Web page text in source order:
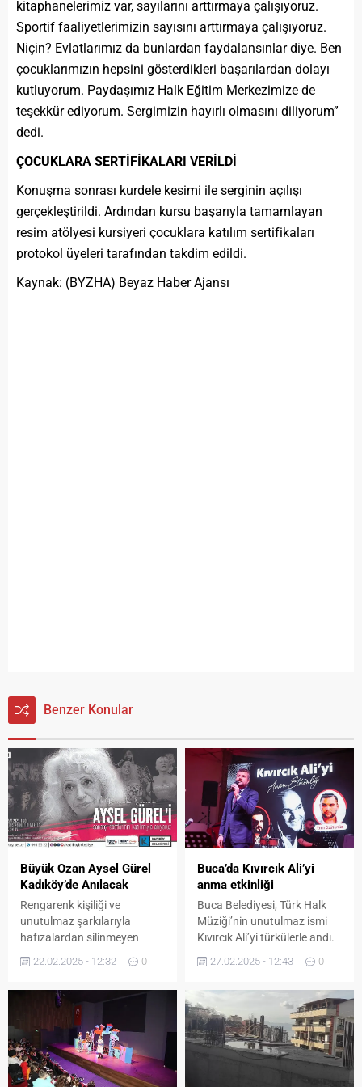
kitaphanelerimiz var, sayılarını arttırmaya çalışıyoruz.
Sportif faaliyetlerimizin sayısını arttırmaya çalışıyoruz.
Niçin? Evlatlarımız da bunlardan faydalansınlar diye. Ben
çocuklarımızın hepsini gösterdikleri başarılardan dolayı
kutluyorum. Paydaşımız Halk Eğitim Merkezimize de
teşekkür ediyorum. Sergimizin hayırlı olmasını diliyorum”
dedi.
ÇOCUKLARA SERTİFİKALARI VERİLDİ
Konuşma sonrası kurdele kesimi ile serginin açılışı
gerçekleştirildi. Ardından kursu başarıyla tamamlayan
resim atölyesi kursiyeri çocuklara katılım sertifikaları
protokol üyeleri tarafından takdim edildi.
Kaynak: (BYZHA) Beyaz Haber Ajansı
Benzer Konular
Büyük Ozan Aysel Gürel
Kadıköy’de Anılacak
Rengarenk kişiliği ve
unutulmaz şarkılarıyla
hafızalardan silinmeyen
Belediyesi Caddebostan
Türk pop müziğinin efsane
ismi Aysel Gürel, oyuncu ve
tiyatro sanatçısı olan kızı
Müjde Ar ve sanatçı
dostlarının katılımıyla
Kadıköy Belediyesi
22.02.2025 - 12:32 0
Buca’da Kıvırcık Ali’yi
anma etkinliği
Buca Belediyesi, Türk Halk
Müziği’nin unutulmaz ismi
Kıvırcık Ali’yi türkülerle andı.
Görkem Duman, “Sesini ve
duyduğumuzda,
gönlümüzün en derin
yerlerine dokunan Kıvırcık
Ali’yi sevgiyle anıyorum” dedi.
Geçirdiği trafik kazası
nedeniyle 2011 yılında henüz
27.02.2025 - 12:43 0